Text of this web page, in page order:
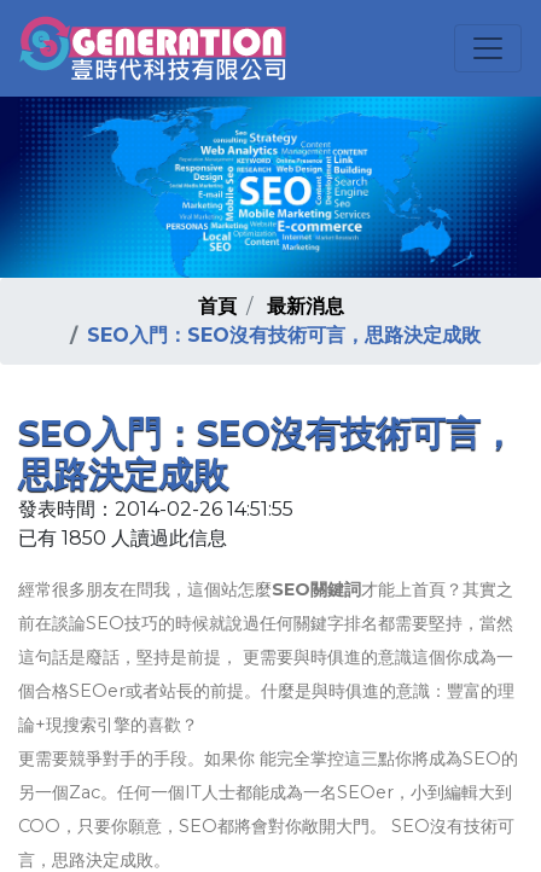
首頁
最新消息
SEO入門：SEO沒有技術可言，思路決定成敗
SEO入門：SEO沒有技術可言，
思路決定成敗
發表時間：2014-02-26 14:51:55
已有 1850 人讀過此信息
經常很多朋友在問我，這個站怎麼SEO關鍵詞才能上首頁？其實之
前在談論SEO技巧的時候就說過任何關鍵字排名都需要堅持，當然
這句話是廢話，堅持是前提， 更需要與時俱進的意識這個你成為一
個合格SEOer或者站長的前提。什麼是與時俱進的意識：豐富的理
論+現搜索引擎的喜歡？
更需要競爭對手的手段。如果你 能完全掌控這三點你將成為SEO的
另一個Zac。任何一個IT人士都能成為一名SEOer，小到編輯大到
COO，只要你願意，SEO都將會對你敞開大門。 SEO沒有技術可
言，思路決定成敗。